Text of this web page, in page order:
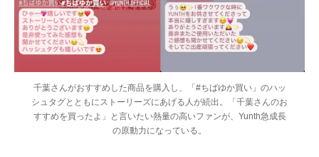
千葉さんがおすすめした商品を購入し、「#ちばゆか買い」のハッ
シュタグとともにストーリーズにあげる人が続出。「千葉さんのお
すすめを買ったよ」と言いたい熱量の高いファンが、Yunth急成長
の原動力になっている。